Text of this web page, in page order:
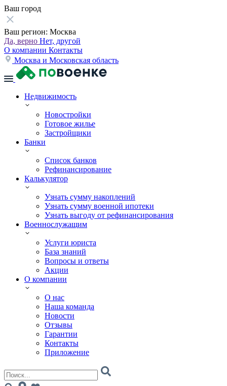
Ваш город
Ваш регион: Москва
Да, верно Нет, другой
О компании Контакты
Москва и Московская область
Недвижимость
Новостройки
Готовое жилье
Застройщики
Банки
Список банков
Рефинансирование
Калькулятор
Узнать сумму накоплений
Узнать сумму военной ипотеки
Узнать выгоду от рефинансирования
Военнослужащим
Услуги юриста
База знаний
Вопросы и ответы
Акции
О компании
О нас
Наша команда
Новости
Отзывы
Гарантии
Контакты
Приложение